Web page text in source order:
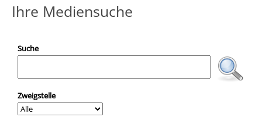
Ihre Mediensuche
Suche
Zweigstelle